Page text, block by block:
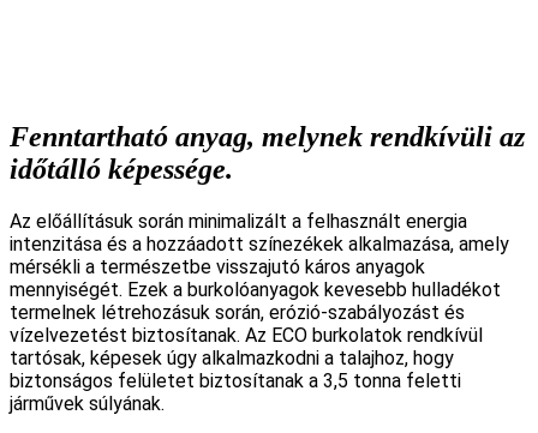
Fenntartható anyag, melynek rendkívüli az
időtálló képessége.
Az előállításuk során minimalizált a felhasznált energia
intenzitása és a hozzáadott színezékek alkalmazása, amely
mérsékli a természetbe visszajutó káros anyagok
mennyiségét. Ezek a burkolóanyagok kevesebb hulladékot
termelnek létrehozásuk során, erózió-szabályozást és
vízelvezetést biztosítanak. Az ECO burkolatok rendkívül
tartósak, képesek úgy alkalmazkodni a talajhoz, hogy
biztonságos felületet biztosítanak a 3,5 tonna feletti
járművek súlyának.